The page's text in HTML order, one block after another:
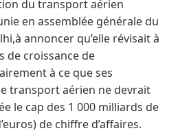
du transport aérien
en assemblée générale du
annoncer qu’elle révisait à
de croissance de
à ce que ses
transport aérien ne devrait
le cap des 1 000 milliards de
de chiffre d’affaires.